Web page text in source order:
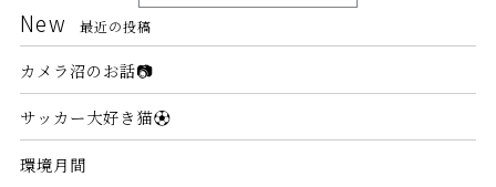
New 最近の投稿
カメラ沼のお話📷
サッカー大好き猫⚽
環境月間